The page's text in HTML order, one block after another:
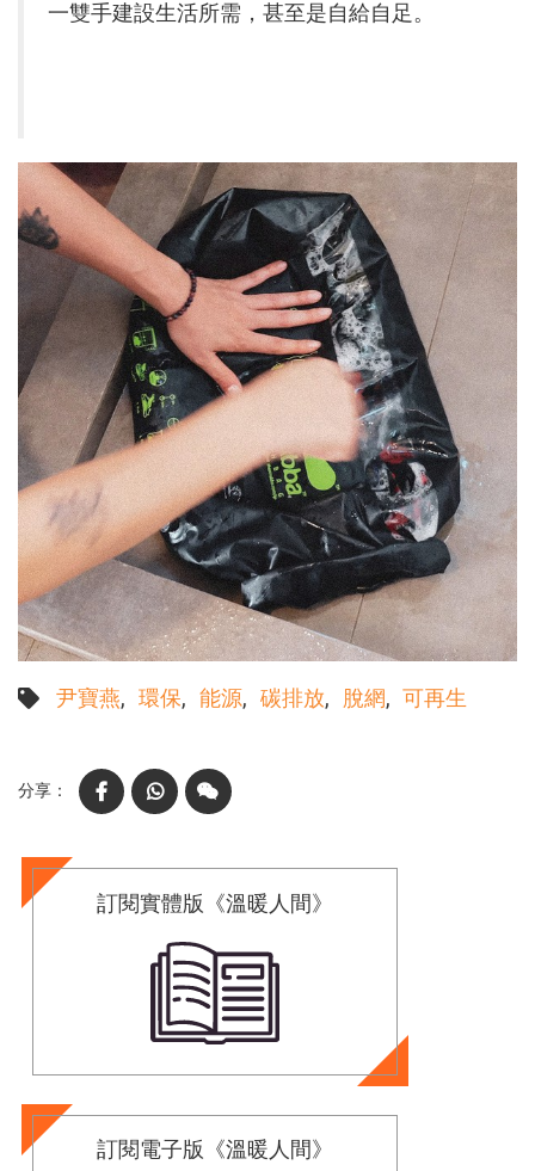
一雙手建設生活所需，甚至是自給自足。
尹寶燕 環保 能源 碳排放 脫網 可再生
FacebookWhatsAppWeChat
訂閱實體版《溫暖人間》
訂閱電子版《溫暖人間》